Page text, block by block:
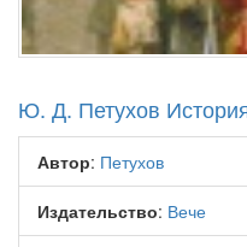
Ю. Д. Петухов
Автор: Петухов
Издательство: Вече